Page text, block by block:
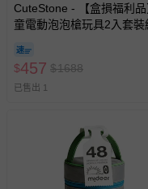
CuteStone - 【盒損福利品
童電動泡泡槍玩具2入套裝
禮物/兒童節/交換禮物)
$457 $1688
已售出 1